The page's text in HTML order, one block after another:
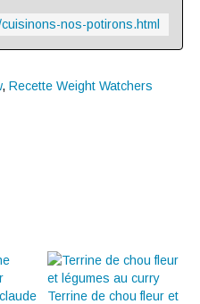
nos-potirons.html
, Recette Weight Watchers
Terrine de chou fleur et